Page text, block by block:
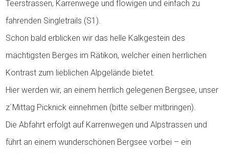
Teerstrassen, Karrenwege und flowigen und einfach zu
fahrenden Singletrails (S1).
Schon bald erblicken wir das helle Kalkgestein des
mächtigsten Berges im Rätikon, welcher einen herrlichen
Kontrast zum lieblichen Alpgelände bietet.
Hier werden wir, an einem herrlich gelegenen Bergsee, unser
z´Mittag Picknick einnehmen (bitte selber mitbringen).
Die Abfahrt erfolgt auf Karrenwegen und Alpstrassen und
führt an einem wunderschönen Bergsee vorbei – ein